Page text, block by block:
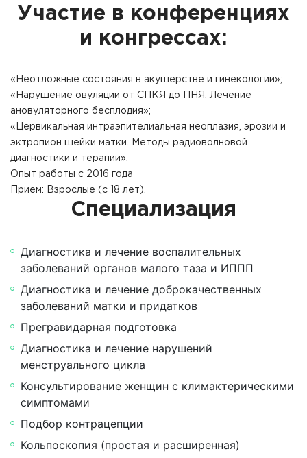
Участие в конференциях
и конгрессах:
«Неотложные состояния в акушерстве и гинекологии»;
«Нарушение овуляции от СПКЯ до ПНЯ. Лечение
ановуляторного бесплодия»;
«Цервикальная интраэпителиальная неоплазия, эрозии и
эктропион шейки матки. Методы радиоволновой
диагностики и терапии».
Опыт работы с 2016 года
Прием: Взрослые (с 18 лет).
Специализация
Диагностика и лечение воспалительных
заболеваний органов малого таза и ИППП
Диагностика и лечение доброкачественных
заболеваний матки и придатков
Прегравидарная подготовка
Диагностика и лечение нарушений
менструального цикла
Консультирование женщин с климактерическими
симптомами
Подбор контрацепции
Кольпоскопия (простая и расширенная)